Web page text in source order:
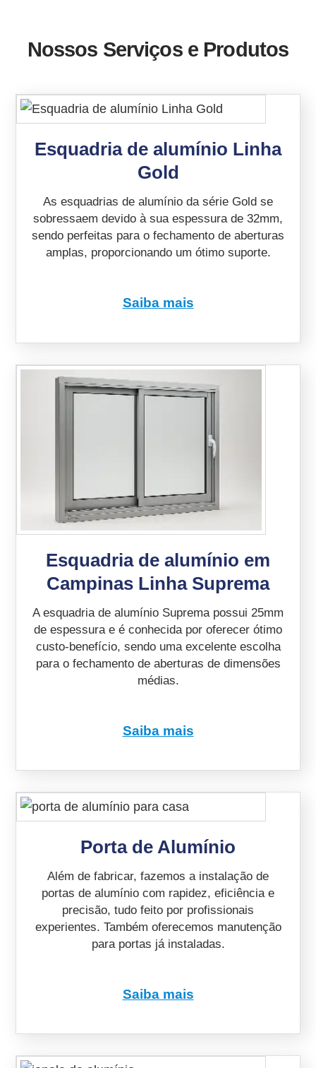
Nossos Serviços e Produtos
Esquadria de alumínio Linha
Gold
As esquadrias de alumínio da série Gold se
sobressaem devido à sua espessura de 32mm,
sendo perfeitas para o fechamento de aberturas
amplas, proporcionando um ótimo suporte.
Saiba mais
Esquadria de alumínio em
Campinas Linha Suprema
A esquadria de alumínio Suprema possui 25mm
de espessura e é conhecida por oferecer ótimo
custo-benefício, sendo uma excelente escolha
para o fechamento de aberturas de dimensões
médias.
Saiba mais
Porta de Alumínio
Além de fabricar, fazemos a instalação de
portas de alumínio com rapidez, eficiência e
precisão, tudo feito por profissionais
experientes. Também oferecemos manutenção
para portas já instaladas.
Saiba mais